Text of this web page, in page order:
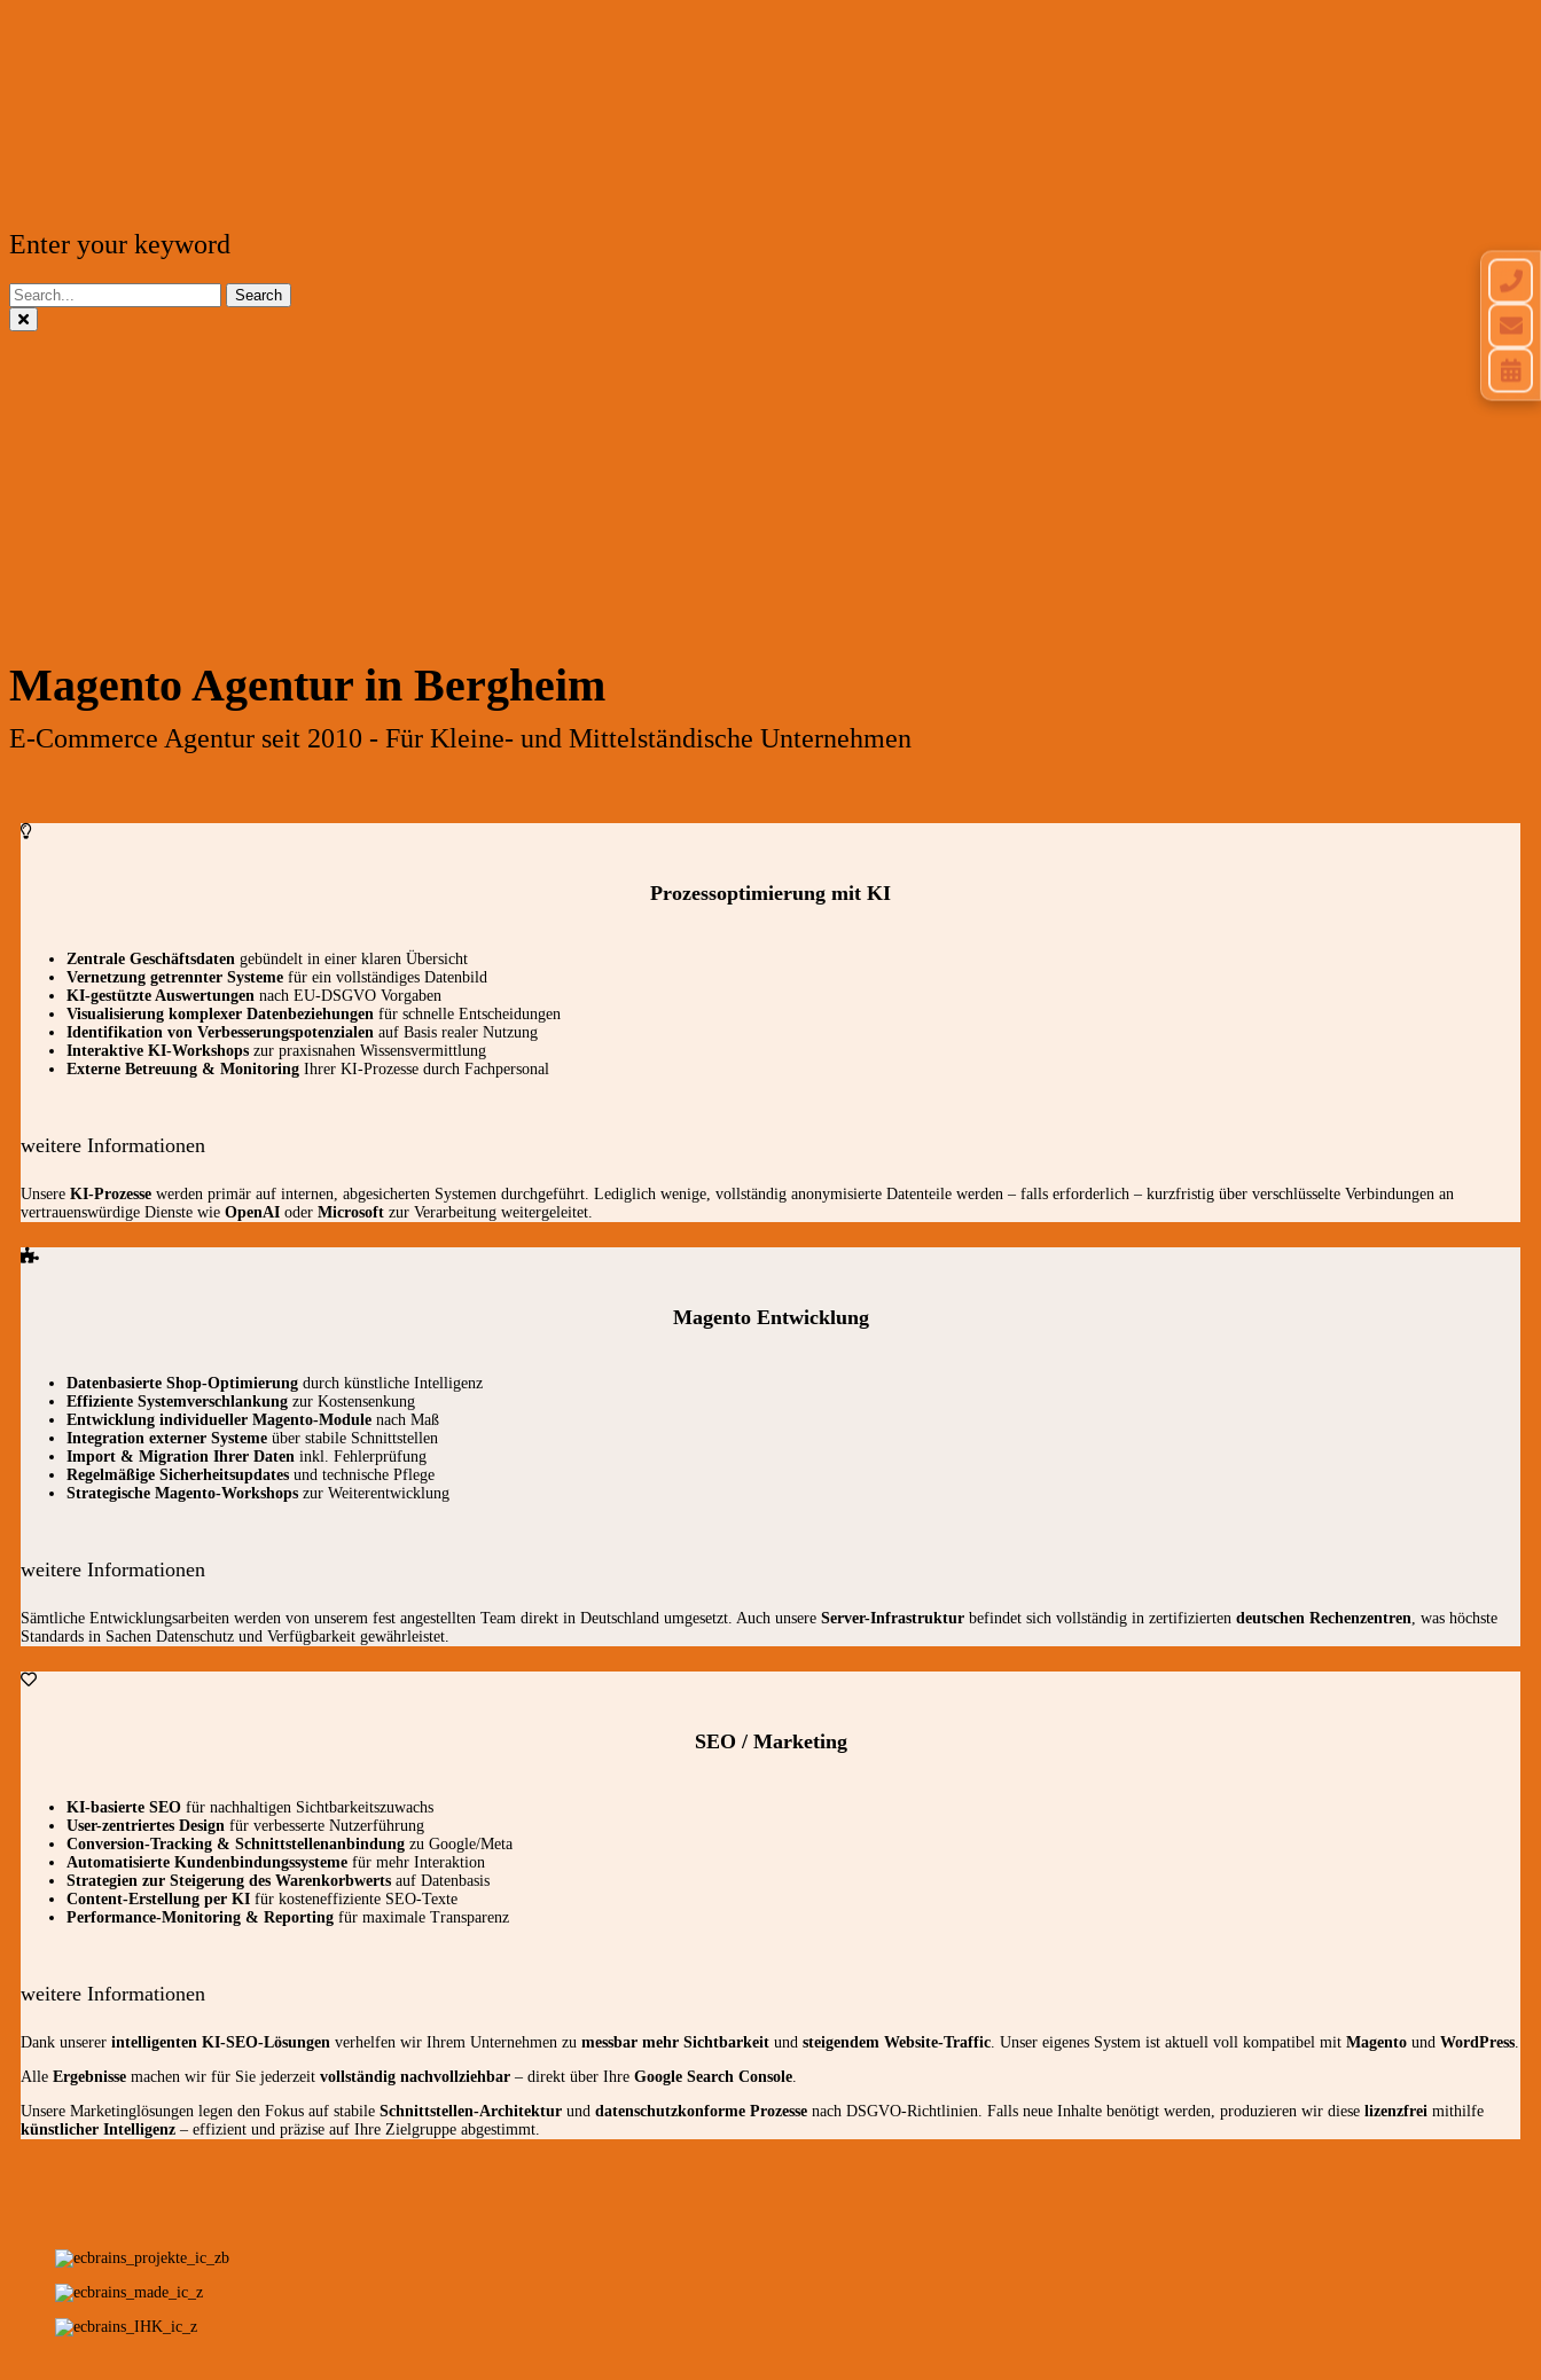
Enter your keyword
Search
Magento Agentur in Bergheim
E-Commerce Agentur seit 2010 - Für Kleine- und Mittelständische Unternehmen
Prozessoptimierung mit KI
Zentrale Geschäftsdaten gebündelt in einer klaren Übersicht
Vernetzung getrennter Systeme für ein vollständiges Datenbild
KI-gestützte Auswertungen nach EU-DSGVO Vorgaben
Visualisierung komplexer Datenbeziehungen für schnelle Entscheidungen
Identifikation von Verbesserungspotenzialen auf Basis realer Nutzung
Interaktive KI-Workshops zur praxisnahen Wissensvermittlung
Externe Betreuung & Monitoring Ihrer KI-Prozesse durch Fachpersonal
weitere Informationen
Unsere KI-Prozesse werden primär auf internen, abgesicherten Systemen durchgeführt. Lediglich wenige, vollständig anonymisierte Datenteile werden – falls erforderlich – kurzfristig über verschlüsselte Verbindungen an
vertrauenswürdige Dienste wie OpenAI oder Microsoft zur Verarbeitung weitergeleitet.
Magento Entwicklung
Datenbasierte Shop-Optimierung durch künstliche Intelligenz
Effiziente Systemverschlankung zur Kostensenkung
Entwicklung individueller Magento-Module nach Maß
Integration externer Systeme über stabile Schnittstellen
Import & Migration Ihrer Daten inkl. Fehlerprüfung
Regelmäßige Sicherheitsupdates und technische Pflege
Strategische Magento-Workshops zur Weiterentwicklung
weitere Informationen
Sämtliche Entwicklungsarbeiten werden von unserem fest angestellten Team direkt in Deutschland umgesetzt. Auch unsere Server-Infrastruktur befindet sich vollständig in zertifizierten deutschen Rechenzentren , was höchste
Standards in Sachen Datenschutz und Verfügbarkeit gewährleistet.
SEO / Marketing
KI-basierte SEO für nachhaltigen Sichtbarkeitszuwachs
User-zentriertes Design für verbesserte Nutzerführung
Conversion-Tracking & Schnittstellenanbindung zu Google/Meta
Automatisierte Kundenbindungssysteme für mehr Interaktion
Strategien zur Steigerung des Warenkorbwerts auf Datenbasis
Content-Erstellung per KI für kosteneffiziente SEO-Texte
Performance-Monitoring & Reporting für maximale Transparenz
weitere Informationen
Dank unserer intelligenten KI-SEO-Lösungen verhelfen wir Ihrem Unternehmen zu messbar mehr Sichtbarkeit und steigendem Website-Traffic . Unser eigenes System ist aktuell voll kompatibel mit Magento und WordPress
Alle Ergebnisse machen wir für Sie jederzeit vollständig nachvollziehbar – direkt über Ihre Google Search Console
Unsere Marketinglösungen legen den Fokus auf stabile Schnittstellen-Architektur und datenschutzkonforme Prozesse nach DSGVO-Richtlinien. Falls neue Inhalte benötigt werden, produzieren wir diese lizenzfrei mithilfe
künstlicher Intelligenz – effizient und präzise auf Ihre Zielgruppe abgestimmt.